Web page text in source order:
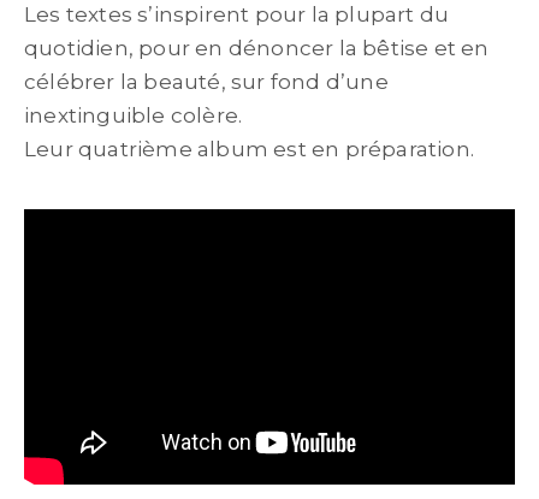
Les textes s’inspirent pour la plupart du
quotidien, pour en dénoncer la bêtise et en
célébrer la beauté, sur fond d’une
inextinguible colère.
Leur quatrième album est en préparation.